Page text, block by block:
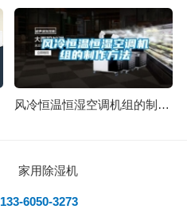
风冷恒温恒湿空调机组的制作方法
家用除湿机
133-6050-3273